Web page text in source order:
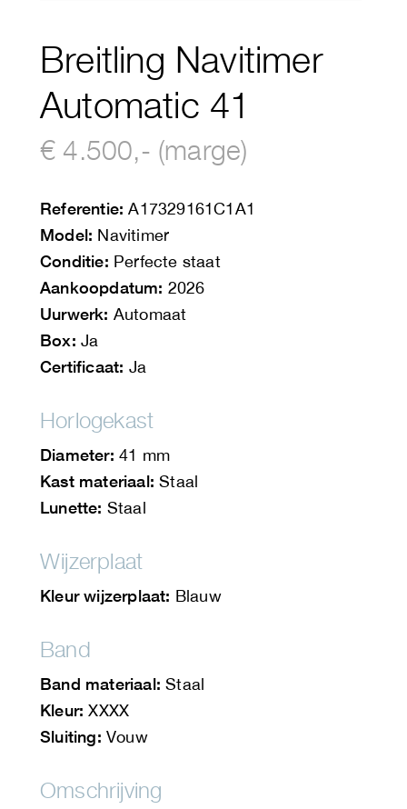
Breitling Navitimer
Automatic 41
€ 4.500,- (marge)
Referentie: A17329161C1A1
Model: Navitimer
Conditie: Perfecte staat
Aankoopdatum: 2026
Uurwerk: Automaat
Box: Ja
Certificaat: Ja
Horlogekast
Diameter: 41 mm
Kast materiaal: Staal
Lunette: Staal
Wijzerplaat
Kleur wijzerplaat: Blauw
Band
Band materiaal: Staal
Kleur: XXXX
Sluiting: Vouw
Omschrijving